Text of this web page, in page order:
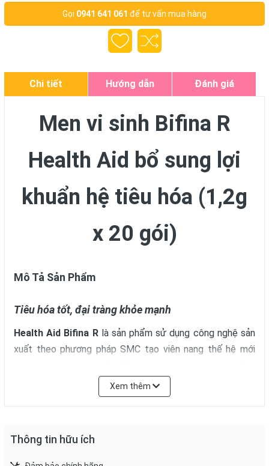
Gọi 0941 641 061 để tư vấn mua hàng
Chi tiết Hướng dẫn Đánh giá
Men vi sinh Bifina R
Health Aid bổ sung lợi
khuẩn hệ tiêu hóa (1,2g
x 20 gói)
Mô Tả Sản Phẩm
Tiêu hóa tốt, đại tràng khỏe mạnh
Health Aid Bifina R là sản phẩm sử dụng công nghệ sản
xuất theo phương pháp SMC tạo viên nang thế hệ mới
ruột non và sâu tận đại tràng. Sản phẩm hỗ trợ điều trị rối
loạn tiêu hóa, khó tiêu, đầy hơi, kém hấp thu, táo bón và
Xem thêm
Thông tin hữu ích